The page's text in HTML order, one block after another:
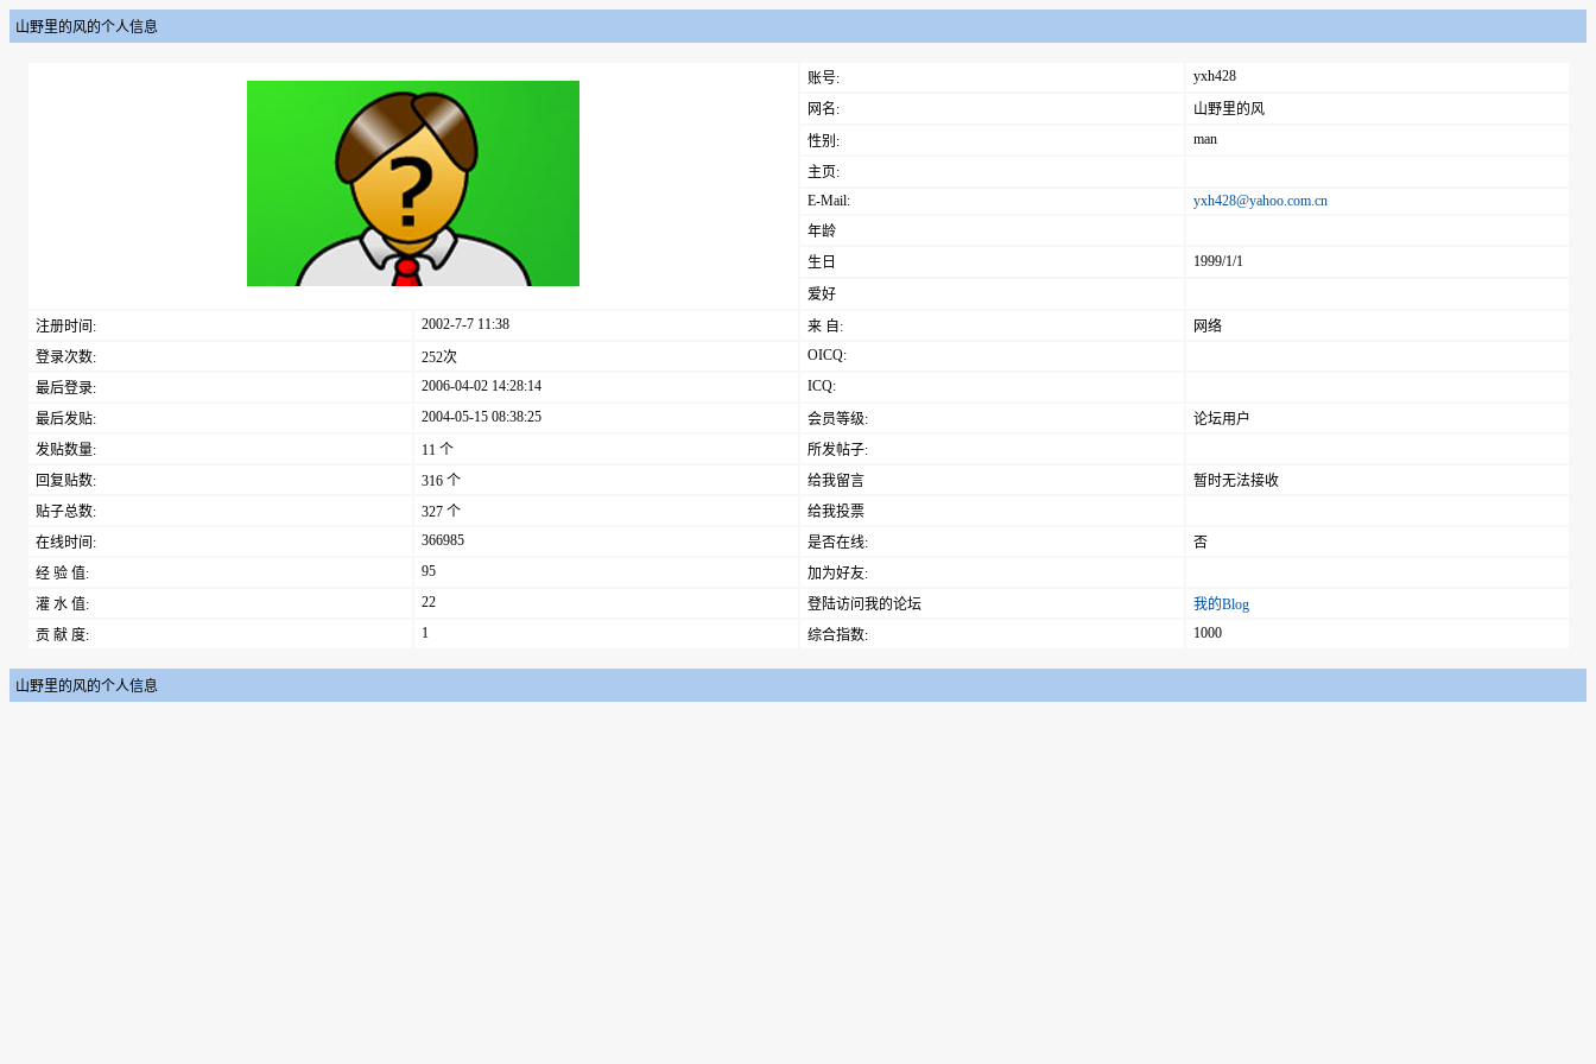
山野里的风的个人信息
账号:
yxh428
网名:
山野里的风
性别:
man
主页:
E-Mail:
yxh428@yahoo.com.cn
年龄
生日
1999/1/1
爱好
注册时间:
2002-7-7 11:38 来 自:
网络
登录次数:
252次
OICQ:
最后登录:
2006-04-02 14:28:14
ICQ:
最后发贴:
2004-05-15 08:38:25 会员等级:
论坛用户
发贴数量:
11 个
所发帖子:
回复贴数:
316 个 给我留言
暂时无法接收
贴子总数:
327 个
给我投票
在线时间:
366985 是否在线:
否
经 验 值:
95
加为好友:
灌 水 值:
22 登陆访问我的论坛
我的Blog
贡 献 度:
1 综合指数: 1000
山野里的风的个人信息